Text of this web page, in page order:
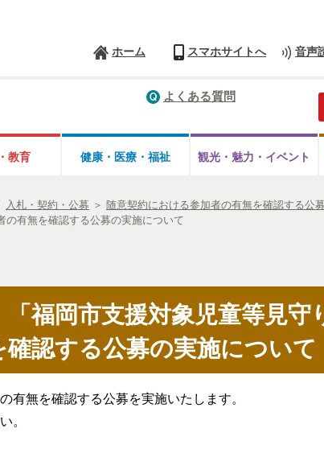
ホーム スマホサイトへ 音声
よくある質問
教育 健康・医療・ 福祉 観光・魅力・ イベント
入札・契約・公募 ＞ 随意契約における参加者の有無を確認する公
の有無を確認する公募の実施について
「福岡市支援対象児童等見守
認する公募の実施について
有無を確認する公募を実施いたします。
。